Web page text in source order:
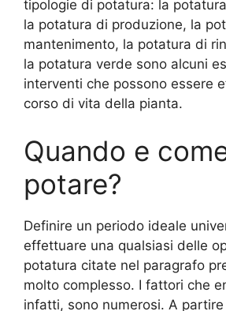
tipologie di potatura: la
la potatura di produzione, la
mantenimento, la potatura di
la potatura verde sono alcuni
interventi che possono essere
corso di vita della pianta.
Quando e
potare?
Definire un periodo ideale
effettuare una qualsiasi delle
potatura citate nel paragrafo
molto complesso. I fattori che
infatti, sono numerosi. A